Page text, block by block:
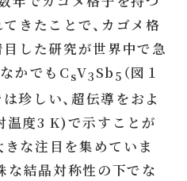
きたことで、カゴメ格
した研究が世界中で急
かでもC sV3 Sb 5 （図１
は珍しい、超伝導をおよ
度3 K)で示すことが
な注目を集めていま
な結晶対称性の下でな